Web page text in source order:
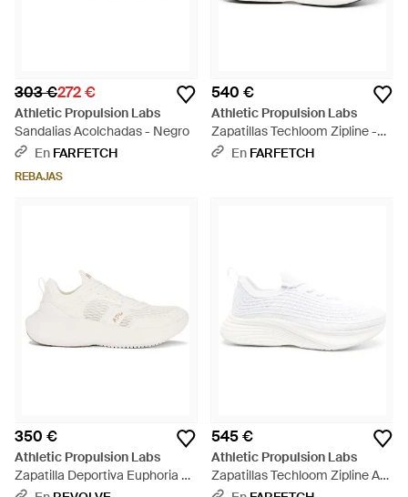
303 €272 €
Athletic Propulsion Labs
Sandalias Acolchadas - Negro
En FARFETCH
REBAJAS
540 €
Athletic Propulsion Labs
Zapatillas Techloom Zipline -
Negro
En FARFETCH
350 €
Athletic Propulsion Labs
Zapatilla Deportiva Euphoria En
Color Ivory Talla (También En 6,
545 €
Athletic Propulsion Labs
Zapatillas Techloom Zipline A
Capas - Blanco